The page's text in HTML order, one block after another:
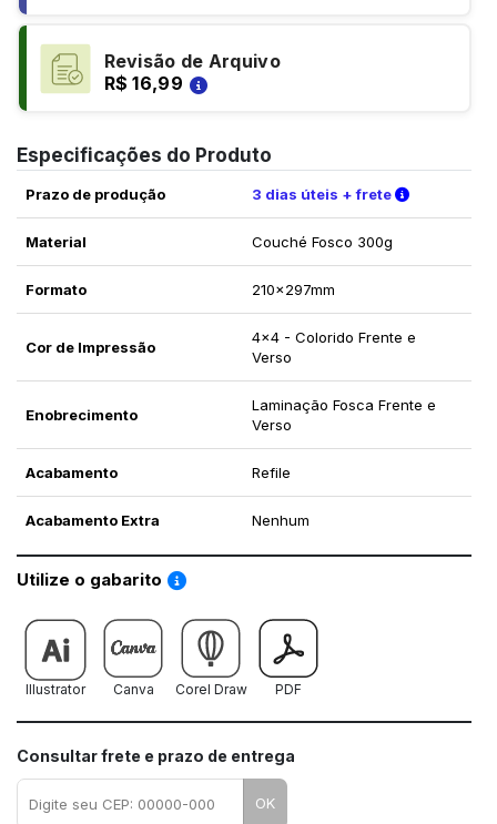
Revisão de Arquivo
R$ 16,99
Especificações do Produto
Prazo de produção 3 dias úteis + frete Verifique
Material Couché Fosco 300g
Formato 210x297mm
Cor de Impressão
4x4 - Colorido Frente e
Verso
Enobrecimento
Laminação Fosca Frente e
Verso
Acabamento Refile
Acabamento Extra Nenhum
Utilize o gabarito Saiba como utilizar os nossos gabaritos
Illustrator Canva Corel Draw PDF
Consultar frete e prazo de entrega
OK